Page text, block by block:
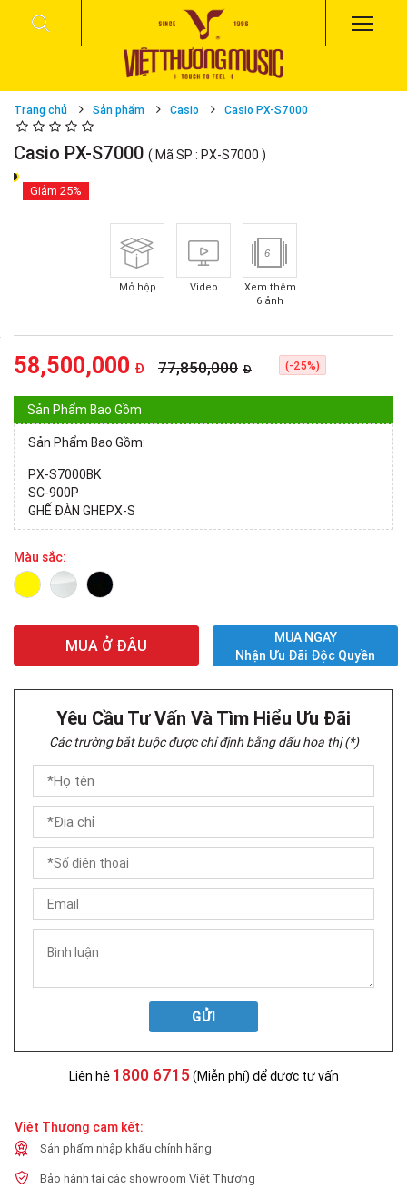
Trang chủ Sản phẩm Casio Casio PX-S7000
Casio PX-S7000 ( Mã SP : PX-S7000 )
Giảm 25%
Mở hộp Video
6
Xem thêm
6 ảnh
58,500,000 Đ 77,850,000 Đ (-25%)
Sản Phẩm Bao Gồm
Sản Phẩm Bao Gồm:
PX-S7000BK
SC-900P
GHẾ ĐÀN GHEPX-S
Màu sắc:
MUA Ở ĐÂU
MUA NGAY
Nhận Ưu Đãi Độc Quyền
Yêu Cầu Tư Vấn Và Tìm Hiểu Ưu Đãi
Các trường bắt buộc được chỉ định bằng dấu hoa thị (*)
GỬI
Liên hệ 1800 6715 (Miễn phí) để được tư vấn
Việt Thương cam kết:
Sản phẩm nhập khẩu chính hãng
Bảo hành tại các showroom Việt Thương